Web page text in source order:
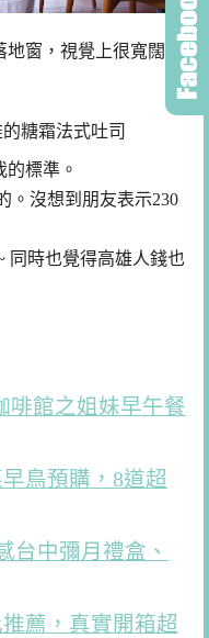
地窗，視覺上很寬闊 採
糖霜法式吐司
標準。
。沒想到朋友表示230
同時也覺得高雄人錢也
啡館之姐妹早午餐
鳥預購，8道超
台中彌月禮盒、
薦，真實開箱超